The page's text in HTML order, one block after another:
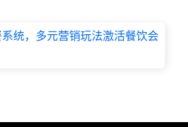
统，多元营销玩法激活餐饮会